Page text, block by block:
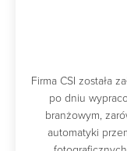
Firma CSI została
po dniu
branżowym,
automatyki